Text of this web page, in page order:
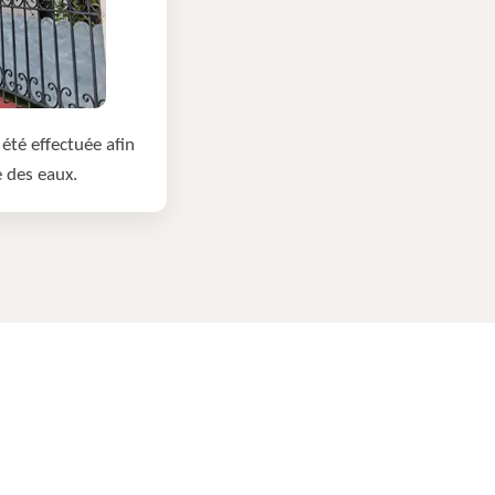
effectuée afin
eaux.